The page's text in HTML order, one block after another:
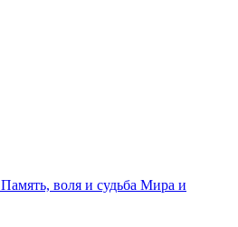
Память, воля и судьба Мира и